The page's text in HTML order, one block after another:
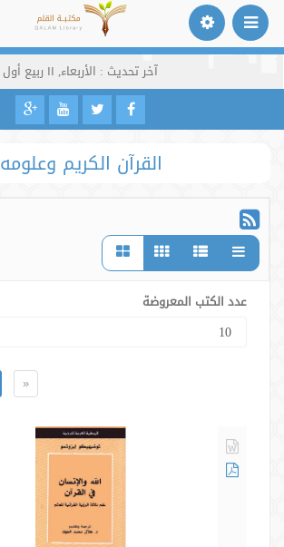
آخر تحديث : الأربعاء, ١١ ربيع أول ١٤٤٢هـ
القرآن الكريم وعلومه
عدد الكتب المعروضة
«